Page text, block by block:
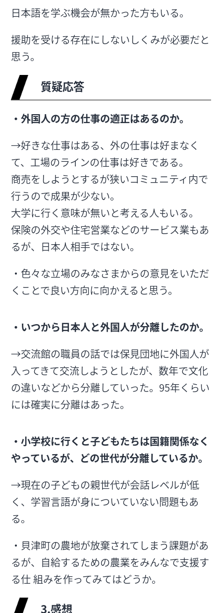
日本語を学ぶ機会が無かった方もいる。
援助を受ける存在にしないしくみが必要だと
思う。
質疑応答
・外国人の方の仕事の適正はあるのか。
→好きな仕事はある、外の仕事は好まなく
て、工場のラインの仕事は好きである。
商売をしようとするが狭いコミュニティ内で
行うので成果が少ない。
大学に行く意味が無いと考える人もいる。
保険の外交や住宅営業などのサービス業もあ
るが、日本人相手ではない。
・色々な立場のみなさまからの意見をいただ
くことで良い方向に向かえると思う。
・いつから日本人と外国人が分離したのか。
→交流館の職員の話では保見団地に外国人が
入ってきて交流しようとしたが、数年で文化
の違いなどから分離していった。95年くらい
には確実に分離はあった。
・小学校に行くと子どもたちは国籍関係なく
やっているが、どの世代が分離しているか。
→現在の子どもの親世代が会話レベルが低
く、学習言語が身についていない問題もあ
る。
・貝津町の農地が放棄されてしまう課題があ
るが、自給するための農業をみんなで支援す
る仕 組みを作ってみてはどうか。
3.感想